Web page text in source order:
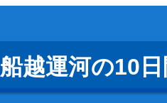
船越運河の10